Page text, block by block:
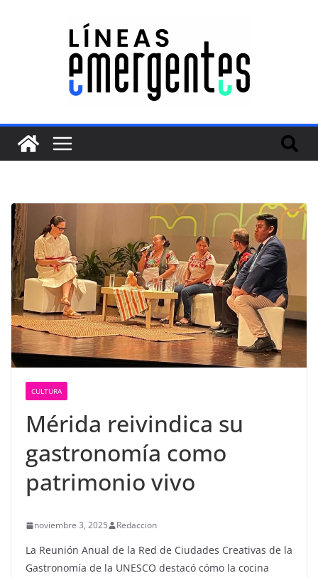
CULTURA
Mérida reivindica su
gastronomía como
patrimonio vivo
noviembre 3, 2025 Redaccion
La Reunión Anual de la Red de Ciudades Creativas de la
Gastronomía de la UNESCO destacó cómo la cocina